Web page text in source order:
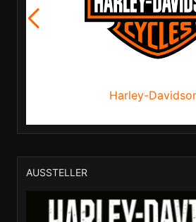
Harley-
AUSSTELLER